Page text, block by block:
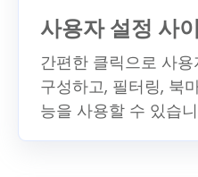
사용자 설정 사
간편한 클릭으로 사
구성하고, 필터링, 북
능을 사용할 수 있습